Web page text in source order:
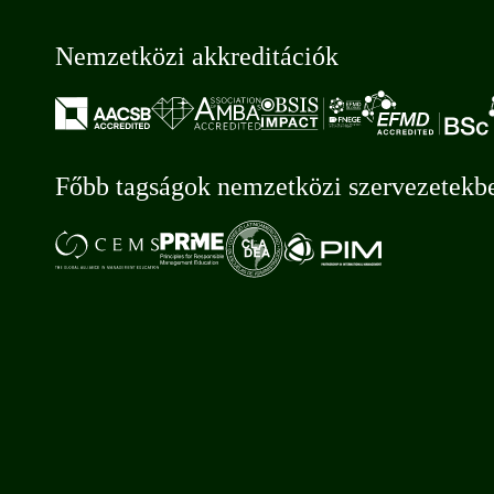
Nemzetközi akkreditációk
Főbb tagságok nemzetközi